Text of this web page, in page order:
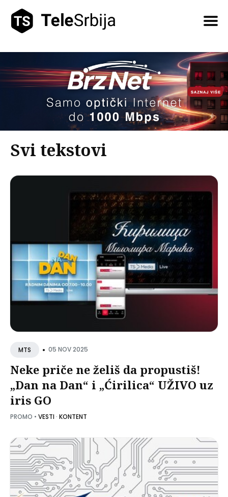
Svi tekstovi
MTS • 05 NOV 2025
Neke priče ne želiš da propustiš!
„Dan na Dan“ i „Ćirilica“ UŽIVO uz
iris GO
PROMO • VESTI· KONTENT